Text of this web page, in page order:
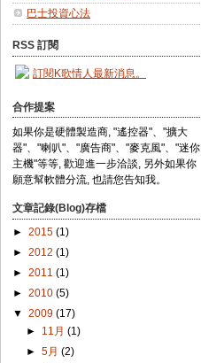
巴士投資心法
RSS 訂閱
訂閱K歌情人最新消息。
合作提案
如果你是硬體製造商, "遙控器"、"擴大
器"、"喇叭"、"廣告商"、"麥克風"、"迷你
主機"等等, 歡迎進一步洽談, 另外如果你
願意幫軟體分流, 也請您告知我。
文章記錄(Blog)存檔
► 2015 (1)
► 2012 (1)
► 2011 (1)
► 2010 (5)
▼ 2009 (17)
► 11月 (1)
► 5月 (2)